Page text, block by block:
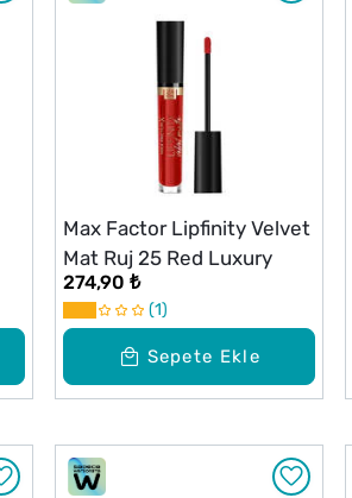
Sepete Ekle
Max Factor Lipfinity Velvet
Mat Ruj 25 Red Luxury
274,90 ₺
1